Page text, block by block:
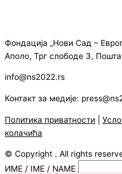
Фондација „Нови Сад –
Аполо, Трг слободе 3,
info@ns2022.rs
Контакт за медије:
Политика приватности
колачића
© Copyright . All rights
ИМЕ / IME / NAME